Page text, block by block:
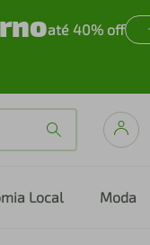
até 40% off
Local Moda